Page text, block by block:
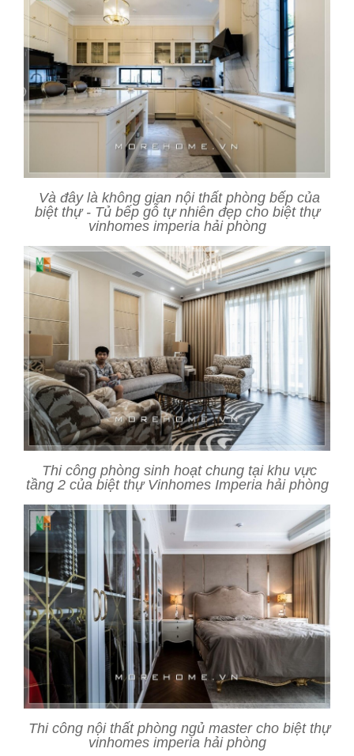
Và đây là không gian nội thất phòng bếp của
biệt thự - Tủ bếp gỗ tự nhiên đẹp cho biệt thự
vinhomes imperia hải phòng
Thi công phòng sinh hoạt chung tại khu vực
tầng 2 của biệt thự Vinhomes Imperia hải phòng
Thi công nội thất phòng ngủ master cho biệt thự
vinhomes imperia hải phòng